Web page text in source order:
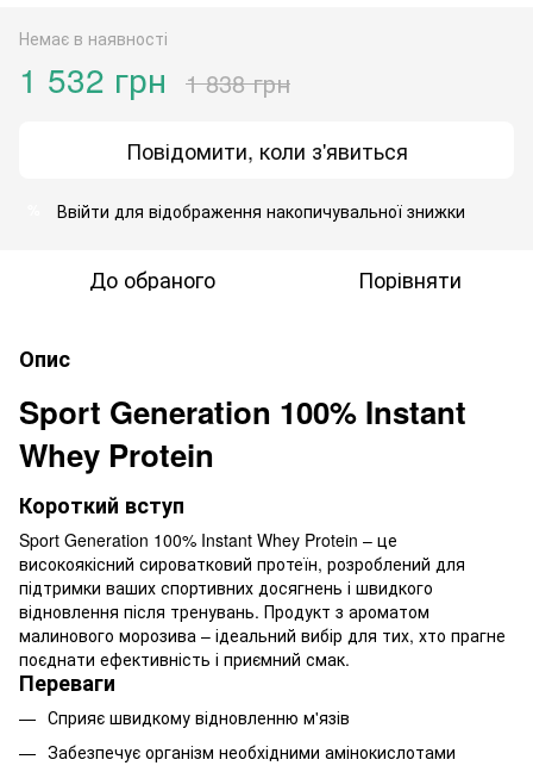
Немає в наявності
1 532 грн 1 838 грн
Повідомити, коли з'явиться
Ввійти для відображення накопичувальної знижки
До обраного Порівняти
Опис
Sport Generation 100% Instant
Whey Protein
Короткий вступ
Sport Generation 100% Instant Whey Protein – це
високоякісний сироватковий протеїн, розроблений для
підтримки ваших спортивних досягнень і швидкого
відновлення після тренувань. Продукт з ароматом
малинового морозива – ідеальний вибір для тих, хто прагне
поєднати ефективність і приємний смак.
Переваги
Сприяє швидкому відновленню м'язів
Забезпечує організм необхідними амінокислотами